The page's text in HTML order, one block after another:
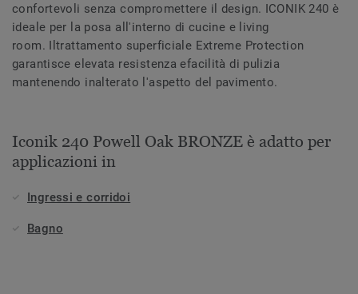
confortevoli senza compromettere il design. ICONIK 240 è
ideale per la posa all'interno di cucine e living
room. Iltrattamento superficiale Extreme Protection
garantisce elevata resistenza efacilità di pulizia
mantenendo inalterato l'aspetto del pavimento.
Iconik 240 Powell Oak BRONZE è adatto per
applicazioni in
Ingressi e corridoi
Bagno